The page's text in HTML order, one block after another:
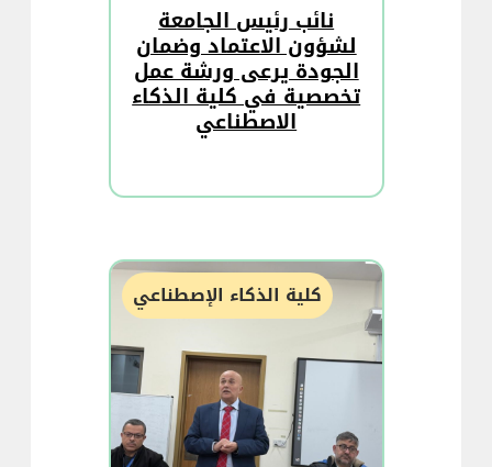
نائب رئيس الجامعة
لشؤون الاعتماد وضمان
الجودة يرعى ورشة عمل
تخصصية في كلية الذكاء
الاصطناعي
كلية الذكاء الإصطناعي